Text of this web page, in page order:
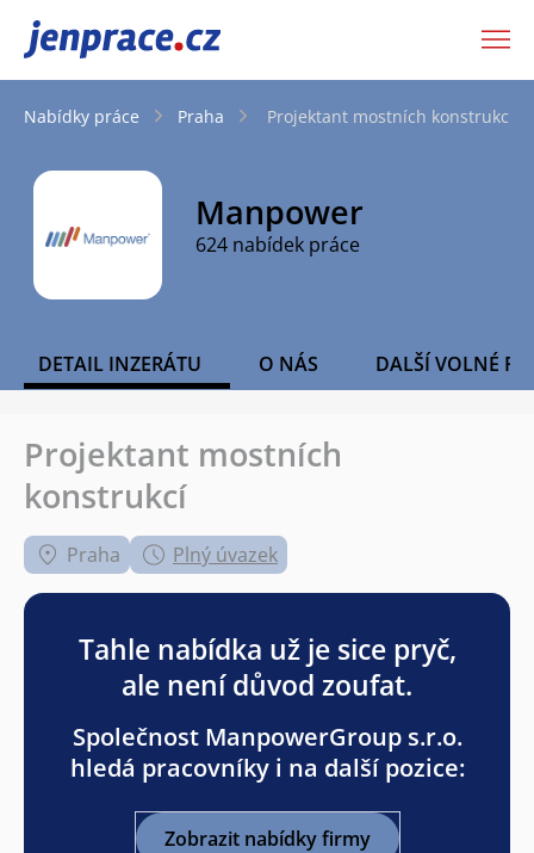
JenPráce.cz
Nabídky práce Praha Projektant mostních konstrukcí
Manpower
624 nabídek práce
DETAIL INZERÁTU O NÁS DALŠÍ VOLNÉ
Projektant mostních
konstrukcí
Praha Plný úvazek
Tahle nabídka už je sice pryč,
ale není důvod zoufat.
Společnost ManpowerGroup s.r.o.
hledá pracovníky i na další pozice:
Zobrazit nabídky firmy